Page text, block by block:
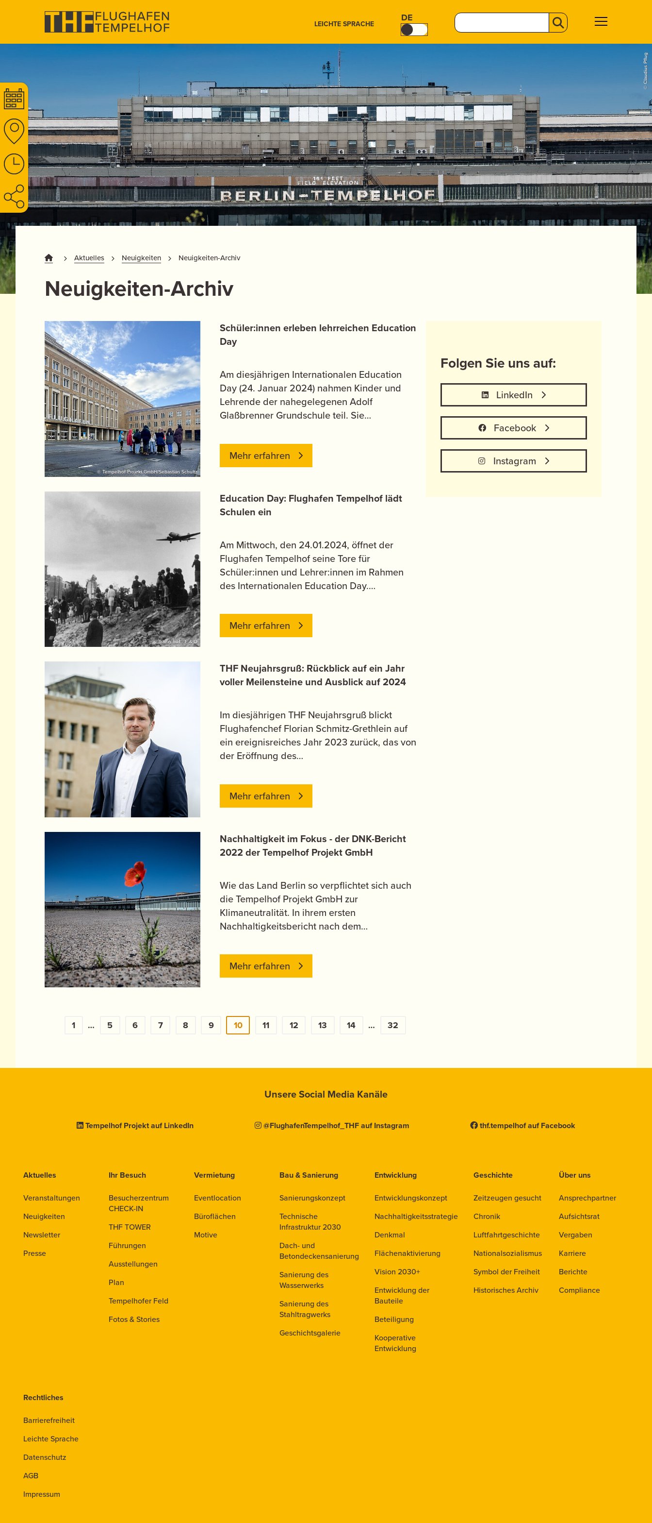
LEICHTE SPRACHE DE
© Claudius Pflug
Aktuelles Neuigkeiten Neuigkeiten-Archiv
Neuigkeiten-Archiv
© Tempelhof Projekt GmbH/Sebastian Schultz
Schüler:innen erleben lehrreichen Education
Day
Am diesjährigen Internationalen Education
Day (24. Januar 2024) nahmen Kinder und
Lehrende der nahegelegenen Adolf
Glaßbrenner Grundschule teil. Sie…
Mehr erfahren
© ullstein bild - E & O
Education Day: Flughafen Tempelhof lädt
Schulen ein
Am Mittwoch, den 24.01.2024, öffnet der
Flughafen Tempelhof seine Tore für
Schüler:innen und Lehrer:innen im Rahmen
des Internationalen Education Day.…
Mehr erfahren
THF Neujahrsgruß: Rückblick auf ein Jahr
voller Meilensteine und Ausblick auf 2024
Im diesjährigen THF Neujahrsgruß blickt
Flughafenchef Florian Schmitz-Grethlein auf
ein ereignisreiches Jahr 2023 zurück, das von
der Eröffnung des…
Mehr erfahren
© Claudius Pflug
Nachhaltigkeit im Fokus - der DNK-Bericht
2022 der Tempelhof Projekt GmbH
Wie das Land Berlin so verpflichtet sich auch
die Tempelhof Projekt GmbH zur
Klimaneutralität. In ihrem ersten
Nachhaltigkeitsbericht nach dem…
Mehr erfahren
1 … 5 6 7 8 9 10 11 12 13 14 … 32
Folgen Sie uns auf:
LinkedIn
Facebook
Instagram
Unsere Social Media Kanäle
Tempelhof Projekt auf LinkedIn @FlughafenTempelhof_THF auf Instagram thf.tempelhof auf Facebook
Aktuelles
Veranstaltungen
Neuigkeiten
Newsletter
Presse
Ihr Besuch
Besucherzentrum
CHECK-IN
THF TOWER
Führungen
Ausstellungen
Plan
Tempelhofer Feld
Fotos & Stories
Vermietung
Eventlocation
Büroflächen
Motive
Bau & Sanierung
Sanierungskonzept
Technische
Infrastruktur 2030
Dach- und
Betondeckensanierung
Sanierung des
Wasserwerks
Sanierung des
Stahltragwerks
Geschichtsgalerie
Entwicklung
Entwicklungskonzept
Nachhaltigkeitsstrategie
Denkmal
Flächenaktivierung
Vision 2030+
Entwicklung der
Bauteile
Beteiligung
Kooperative
Entwicklung
Geschichte
Zeitzeugen gesucht
Chronik
Luftfahrtgeschichte
Nationalsozialismus
Symbol der Freiheit
Historisches Archiv
Über uns
Ansprechpartner
Aufsichtsrat
Vergaben
Karriere
Berichte
Compliance
Rechtliches
Barrierefreiheit
Leichte Sprache
Datenschutz
AGB
Impressum